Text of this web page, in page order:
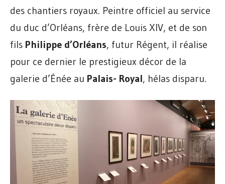
des chantiers royaux. Peintre officiel au service
du duc d’Orléans, frère de Louis XIV, et de son
fils Philippe d’Orléans, futur Régent, il réalise
pour ce dernier le prestigieux décor de la
galerie d’Énée au Palais- Royal, hélas disparu.